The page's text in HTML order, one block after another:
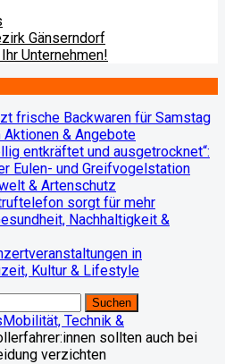
Gänserndorf
Unternehmen!
frische Backwaren für Samstag
Aktionen & Angebote
entkräftet und ausgetrocknet“:
Eulen- und Greifvogelstation
& Artenschutz
sorgt für mehr
Nachhaltigkeit &
in
Kultur & Lifestyle
Mobilität, Technik &
sollten auch bei
verzichten